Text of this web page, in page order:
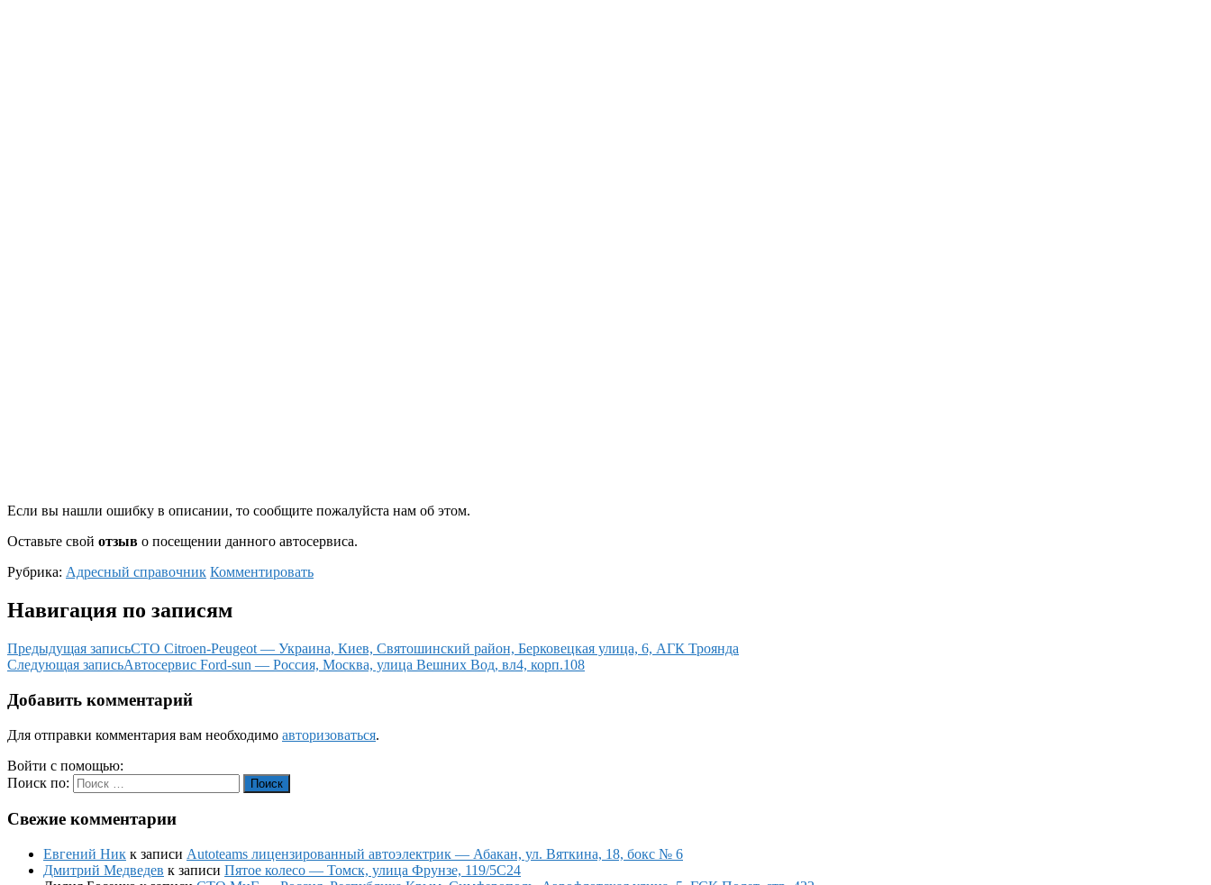
Если вы нашли ошибку в описании, то сообщите пожалуйста нам об этом.
Оставьте свой отзыв о посещении данного автосервиса.
Рубрика: Адресный справочник Комментировать
Навигация по записям
Предыдущая записьСТО Citroen-Peugeot — Украина, Киев, Святошинский район, Берковецкая улица, 6, АГК Троянда
Следующая записьАвтосервис Ford-sun — Россия, Москва, улица Вешних Вод, вл4, корп.108
Добавить комментарий
Для отправки комментария вам необходимо авторизоваться.
Войти с помощью:
Поиск по:
Поиск
Свежие комментарии
Евгений Ник к записи Autoteams лицензированный автоэлектрик — Абакан, ул. Вяткина, 18, бокс № 6
Дмитрий Медведев к записи Пятое колесо — Томск, улица Фрунзе, 119/5С24